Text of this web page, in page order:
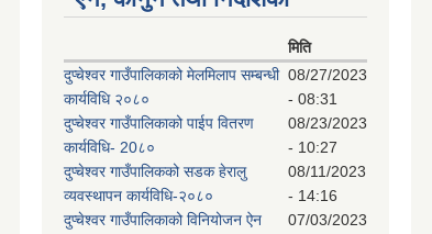
मिति
दुप्चेश्वर गाउँपालिकाको मेलमिलाप सम्बन्धी
कार्यविधि २०८०
08/27/2023
- 08:31
दुप्चेश्वर गाउँपालिकाको पाईप वितरण
कार्यविधि- 20८०
08/23/2023
- 10:27
दुप्चेश्वर गाउँपालिकको सडक हेरालु
व्यवस्थापन कार्यविधि-२०८०
08/11/2023
- 14:16
दुप्चेश्वर गाउँपालिकाको विनियोजन ऐन
07/03/2023